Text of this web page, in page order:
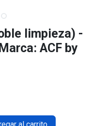
limpieza) -
ACF by